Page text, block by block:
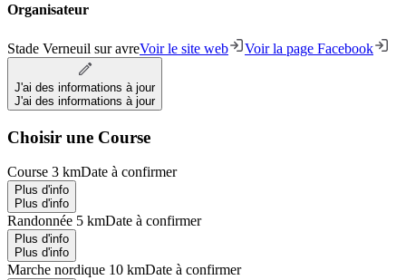
Organisateur
Stade Verneuil sur avreVoir le site web Voir la page Facebook
J'ai des informations à jour
J'ai des informations à jour
Choisir une Course
Course 3 kmDate à confirmer
Plus d'info
Plus d'info
Randonnée 5 kmDate à confirmer
Plus d'info
Plus d'info
Marche nordique 10 kmDate à confirmer